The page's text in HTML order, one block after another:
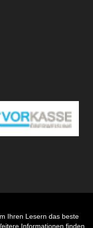
Ihren Lesern das beste
Informationen finden
Auftrag widerrufen